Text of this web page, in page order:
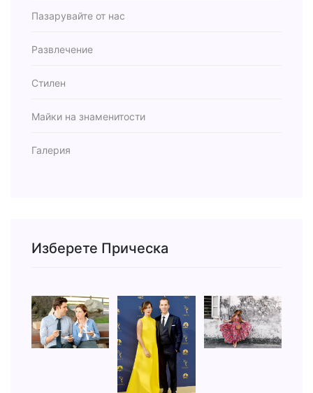
Пазарувайте от нас
Развлечение
Стилен
Майки на знаменитости
Галерия
Изберете Прическа